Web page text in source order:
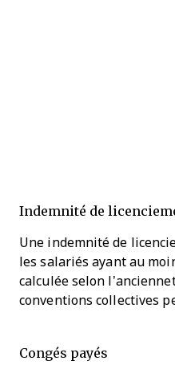
Indemnité de
Une indemnité de
les salariés ayant au
calculée selon
conventions collectives
Congés payés